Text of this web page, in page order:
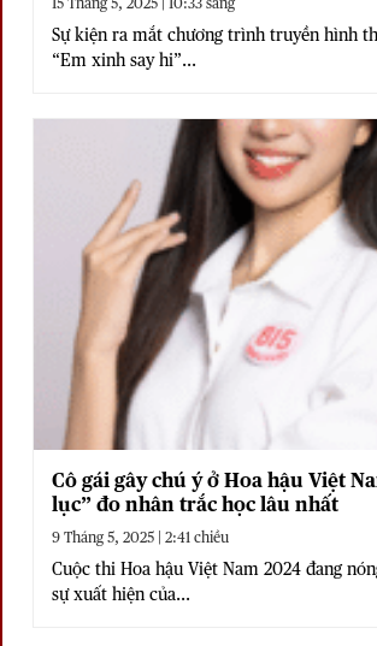
Sự kiện ra mắt chương trình truyền hình
“Em xinh say hi”...
Cô gái gây chú ý ở Hoa hậu Việt
lục” đo nhân trắc học lâu nhất
9 Tháng 5, 2025 | 2:41 chiều
Cuộc thi Hoa hậu Việt Nam 2024 đang
sự xuất hiện của...